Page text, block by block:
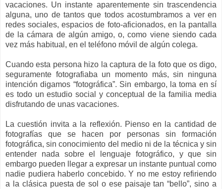
vacaciones. Un instante aparentemente sin trascendencia
alguna, uno de tantos que todos acostumbramos a ver en
redes sociales, espacios de foto-aficionados, en la pantalla
de la cámara de algún amigo, o, como viene siendo cada
vez más habitual, en el teléfono móvil de algún colega.
Cuando esta persona hizo la captura de la foto que os digo,
seguramente fotografiaba un momento más, sin ninguna
intención digamos “fotográfica”. Sin embargo, la toma en sí
es todo un estudio social y conceptual de la familia media
disfrutando de unas vacaciones.
La cuestión invita a la reflexión. Pienso en la cantidad de
fotografías que se hacen por personas sin formación
fotográfica, sin conocimiento del medio ni de la técnica y sin
entender nada sobre el lenguaje fotográfico, y que sin
embargo pueden llegar a expresar un instante puntual como
nadie pudiera haberlo concebido. Y no me estoy refiriendo
a la clásica puesta de sol o ese paisaje tan “bello”, sino a